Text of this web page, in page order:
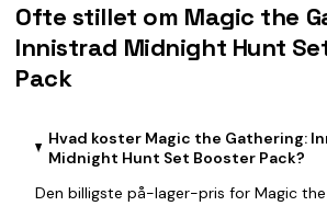
Ofte stillet om Magic the
Innistrad Midnight Hunt
Pack
Hvad koster Magic the Gathering:
Midnight Hunt Set Booster Pack?
Den billigste på-lager-pris for Magic